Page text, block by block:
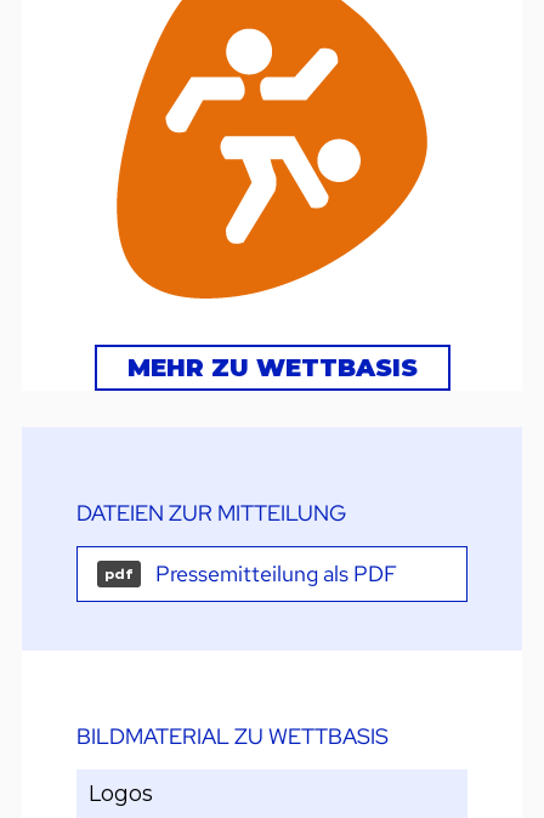
MEHR ZU WETTBASIS
DATEIEN ZUR MITTEILUNG
pdf Pressemitteilung als PDF
BILDMATERIAL ZU WETTBASIS
Logos